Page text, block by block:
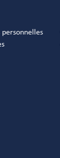
personnelles